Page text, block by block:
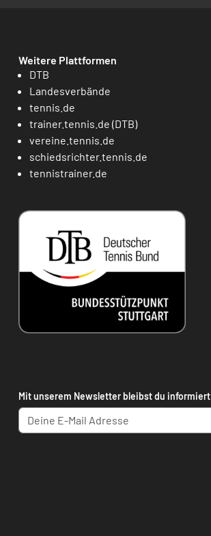
Weitere Plattformen
DTB
Landesverbände
tennis.de
trainer.tennis.de (DTB)
vereine.tennis.de
schiedsrichter.tennis.de
tennistrainer.de
Mit unserem Newsletter bleibst du informiert